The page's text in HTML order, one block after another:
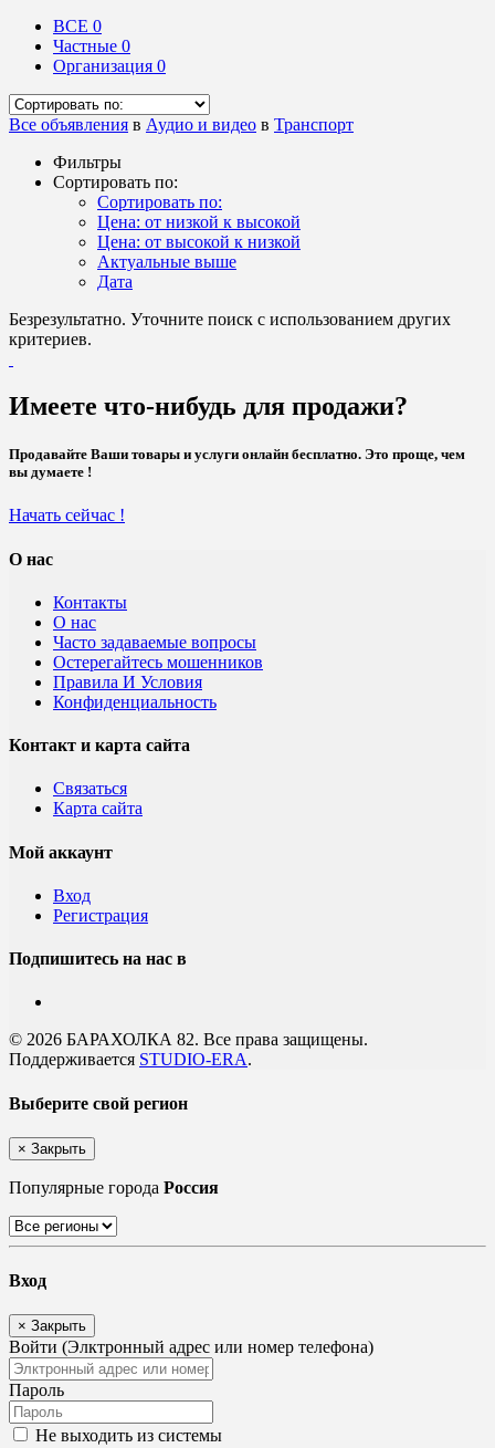
ВСЕ 0
Частные 0
Организация 0
Все объявления в Аудио и видео в Транспорт
Фильтры
Сортировать по:
Сортировать по:
Цена: от низкой к высокой
Цена: от высокой к низкой
Актуальные выше
Дата
Безрезультатно. Уточните поиск с использованием других
критериев.
Имеете что-нибудь для продажи?
Продавайте Ваши товары и услуги онлайн бесплатно. Это проще, чем
вы думаете !
Начать сейчас !
О нас
Контакты
О нас
Часто задаваемые вопросы
Остерегайтесь мошенников
Правила И Условия
Конфиденциальность
Контакт и карта сайта
Связаться
Карта сайта
Мой аккаунт
Вход
Регистрация
Подпишитесь на нас в
© 2026 БАРАХОЛКА 82. Все права защищены.
Поддерживается STUDIO-ERA.
Выберите свой регион
× Закрыть
Популярные города Россия
Вход
× Закрыть
Войти (Элктронный адрес или номер телефона)
Пароль
Не выходить из системы